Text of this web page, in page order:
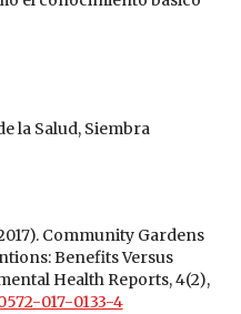
la Salud, Siembra
Community Gardens
Benefits Versus
Health Reports, 4(2),
017-0133-4